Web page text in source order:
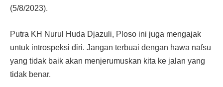
(5/8/2023).
Putra KH Nurul Huda Djazuli, Ploso ini juga mengajak
untuk introspeksi diri. Jangan terbuai dengan hawa nafsu
yang tidak baik akan menjerumuskan kita ke jalan yang
tidak benar.